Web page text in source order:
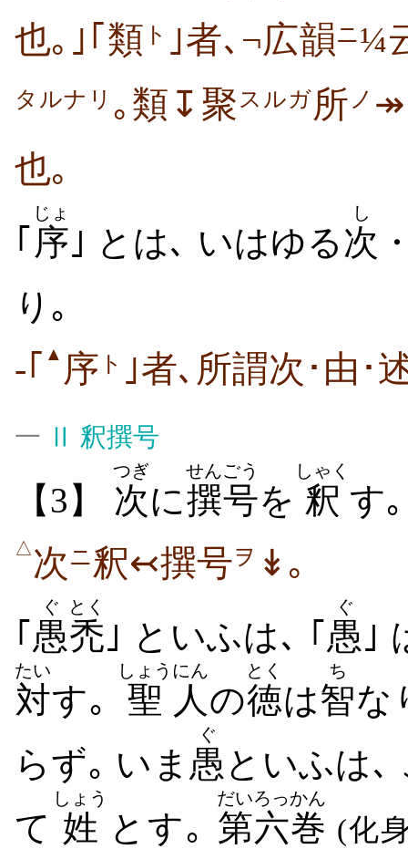
也｡｣｢類 ト ｣者､¬広韻 ニ ¼
タルナリ ｡類↧聚 スルガ所 ノ
也｡
｢ 序
じょ
｣ とは､ いはゆる次
し
り｡
-｢ ▲ 序 ト ｣者､所謂次･由･
一 Ⅱ 釈撰号
【3】 次
つぎ
に撰号
せんごう
を 釈
しゃく
す｡
△ 次 ニ釈↢撰号ヲ ↡｡
｢ 愚
ぐ
禿
とく
｣ といふは､ ｢ 愚
ぐ
｣
対
たい
す｡ 聖
しょう
人
にん
の徳
とく
は智
ち
な
らず｡ いま 愚
ぐ
といふは､
て 姓
しょう
とす｡ 第
だい
六巻
ろっかん
(化